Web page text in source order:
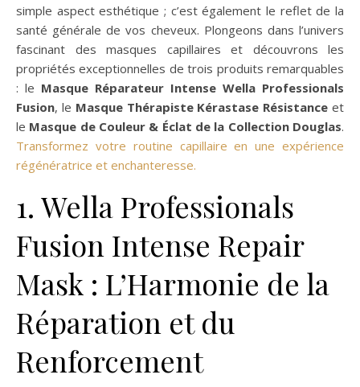
simple aspect esthétique ; c’est également le reflet de la
santé générale de vos cheveux. Plongeons dans l’univers
fascinant des masques capillaires et découvrons les
propriétés exceptionnelles de trois produits remarquables
: le Masque Réparateur Intense Wella Professionals
Fusion, le Masque Thérapiste Kérastase Résistance et
le Masque de Couleur & Éclat de la Collection Douglas.
Transformez votre routine capillaire en une expérience
régénératrice et enchanteresse.
1. Wella Professionals
Fusion Intense Repair
Mask : L’Harmonie de la
Réparation et du
Renforcement